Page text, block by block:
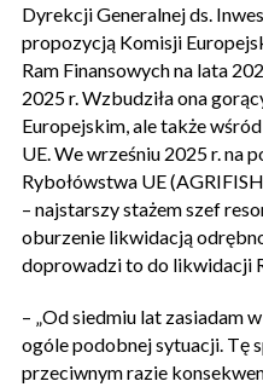
Dyrekcji Generalnej ds.
propozycją Komisji
Ram Finansowych na lata
2025 r. Wzbudziła ona
Europejskim, ale także
UE. We wrześniu 2025 r. na
Rybołówstwa UE
– najstarszy stażem szef
oburzenie likwidacją
doprowadzi to do likwidacji
– „Od siedmiu lat zasiadam
ogóle podobnej sytuacji. Tę
przeciwnym razie